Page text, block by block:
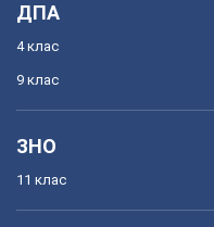
ДПА
4 клас
9 клас
ЗНО
11 клас